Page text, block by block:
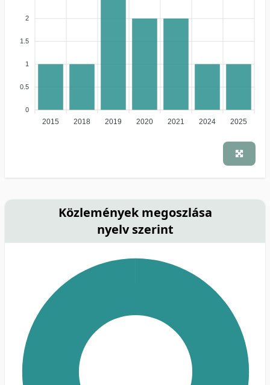
2
1.5
1
0.5
0
2015 2018 2019 2020 2021 2024 2025
Közlemények megoszlása
nyelv szerint